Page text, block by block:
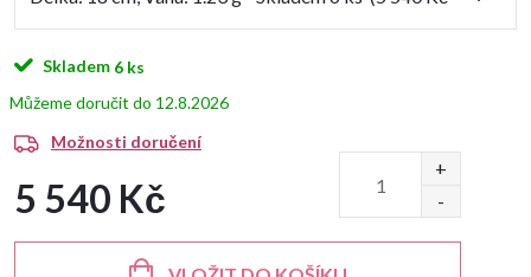
Skladem 6 ks
12.8.2026
Možnosti doručení
5 540 Kč